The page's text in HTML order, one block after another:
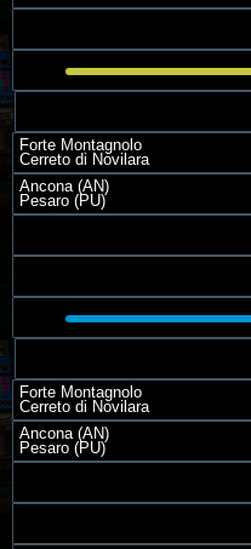
Forte Montagnolo
Cerreto di Novilara
Ancona (AN)
Pesaro (PU)
Forte Montagnolo
Cerreto di Novilara
Ancona (AN)
Pesaro (PU)